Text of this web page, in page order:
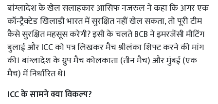
बांग्लादेश के खेल सलाहकार आसिफ नजरुल ने कहा कि अगर एक
कॉन्ट्रैक्टेड खिलाड़ी भारत में सुरक्षित नहीं खेल सकता, तो पूरी टीम
कैसे सुरक्षित महसूस करेगी? इसी के चलते BCB ने इमरजेंसी मीटिंग
बुलाई और ICC को पत्र लिखकर मैच श्रीलंका शिफ्ट करने की मांग
की। बांग्लादेश के ग्रुप मैच कोलकाता (तीन मैच) और मुंबई (एक
मैच) में निर्धारित थे।
ICC के सामने क्या विकल्प?